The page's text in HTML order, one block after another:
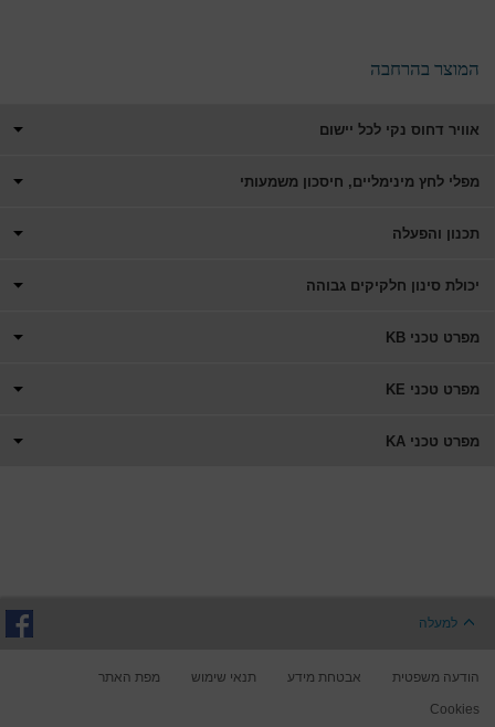
המוצר בהרחבה
אוויר דחוס נקי לכל יישום
מפלי לחץ מינימליים, חיסכון משמעותי
תכנון והפעלה
יכולת סינון חלקיקים גבוהה
מפרט טכני KB
מפרט טכני KE
מפרט טכני KA
למעלה
הודעה משפטית אבטחת מידע תנאי שימוש מפת האתר
Cookies